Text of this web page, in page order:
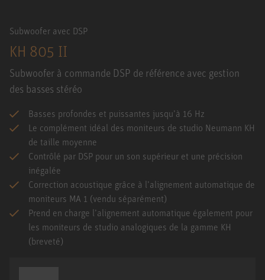
Subwoofer avec DSP
KH 805 II
Subwoofer à commande DSP de référence avec gestion
des basses stéréo
Basses profondes et puissantes jusqu’à 16 Hz
Le complément idéal des moniteurs de studio Neumann KH
de taille moyenne
Contrôlé par DSP pour un son supérieur et une précision
inégalée
Correction acoustique grâce à l’alignement automatique de
moniteurs MA 1 (vendu séparément)
Prend en charge l’alignement automatique également pour
les moniteurs de studio analogiques de la gamme KH
(breveté)